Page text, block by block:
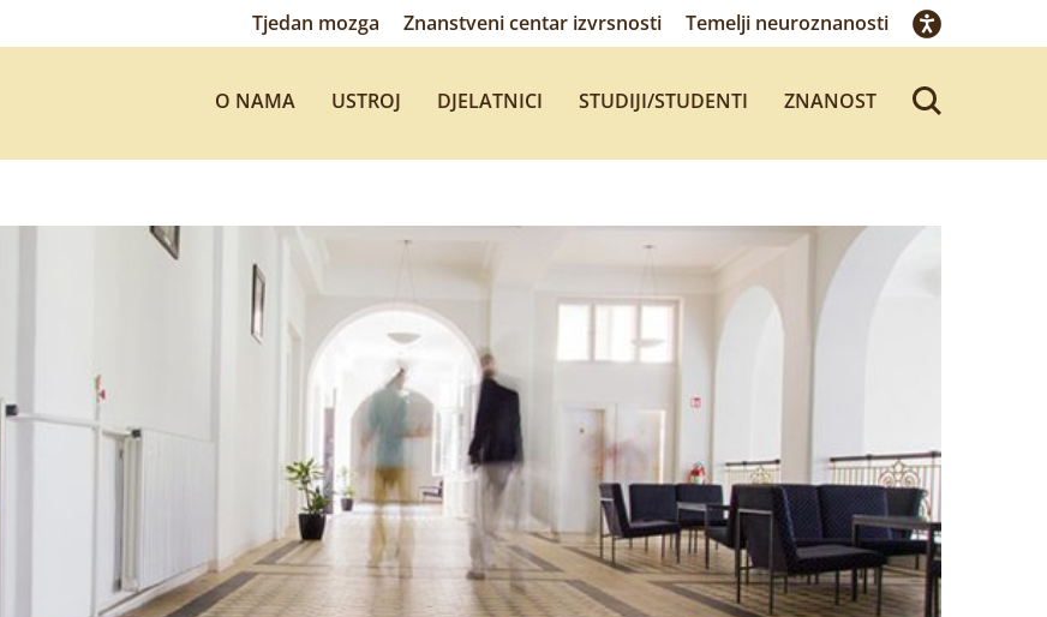
Tjedan mozga Znanstveni centar izvrsnosti Temelji neuroznanosti
O NAMA USTROJ DJELATNICI STUDIJI/STUDENTI ZNANOST